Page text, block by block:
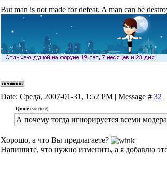
But man is not made for defeat. A man can be
Date: Среда, 2007-01-31, 1:52 PM | Message # 32
Quote(sorciere)
А почему тогда игнорируется всеми
Хорошо, а что Вы предлагаете?
Напишите, что нужно изменить, а я добавлю